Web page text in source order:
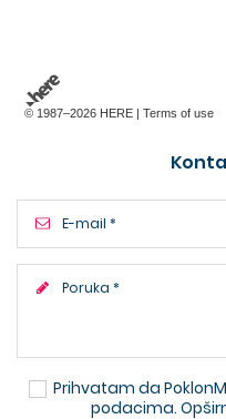
© 1987–2026 HERE | Terms of use
Prihvatam da
podacima.